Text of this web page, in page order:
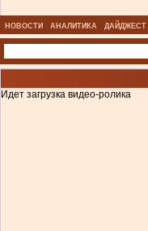
НОВОСТИ АНАЛИТИКА ДАЙДЖЕСТ
Идет загрузка видео-ролика